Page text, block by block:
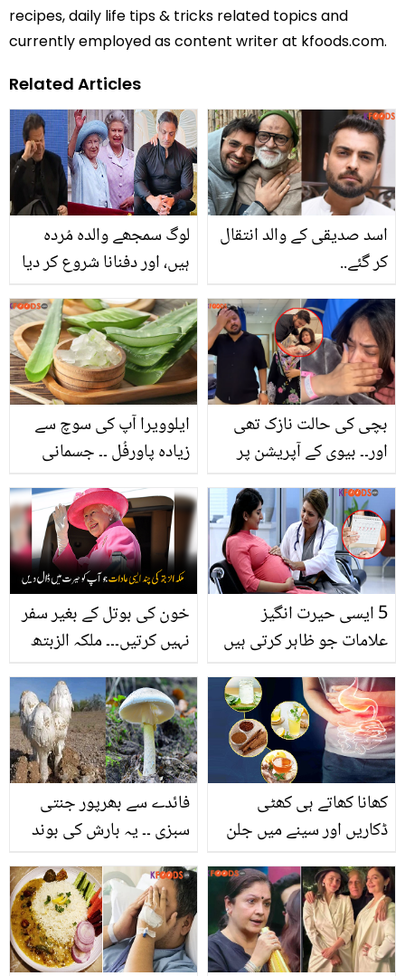
recipes, daily life tips & tricks related topics and
currently employed as content writer at kfoods.com.
Related Articles
لوگ سمجھے والدہ مُردہ
ہیں، اور دفنانا شروع کر دیا
۔۔ مشہور شخصیات کا والدہ
کے ساتھ بتایا یادگار لمحہ،
جس نے سب کو رُلا دیا
اسد صدیقی کے والد انتقال
کر گئے..
ایلوویرا آپ کی سوچ سے
زیادہ پاورفُل ۔۔ جسمانی
صحت ہو یا جلد اور بالوں
کے مسائل، یہ ایک پتا ساری
پریشانیوں کا حل
بچی کی حالت نازک تھی
اور۔۔ بیوی کے آپریشن پر
ویڈیو! صارفین نے اقراء
کنول کے شوہر کو حدود یاد
کروا دی
خون کی بوتل کے بغیر سفر
نہیں کرتیں۔۔۔ ملکہ الزبتھ
کی کچھ ایسی عادات جو
آپ کو حیرت میں مبتلا کر
دیں
5 ایسی حیرت انگیز
علامات جو ظاہر کرتی ہیں
کہ یہ خواتین کا اویولیوشن
پیريڈ ہے اور وہ آسانی سے
حاملہ ہو سکتی ہے
فائدے سے بھرپور جنتی
سبزی ۔۔ یہ بارش کی بوند
پڑنے سے ہی کیوں اگتی
ہے؟
کھانا کھاتے ہی کھٹی
ڈکاریں اور سینے میں جلن
شروع ہوجاتی ہے ۔۔ اس کے
لیے کچن میں موجود ان
مصالحوں سے فوری آرام
پائیں